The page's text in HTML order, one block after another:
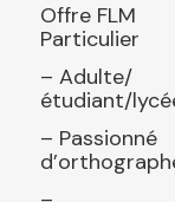
Offre FLM
Particulier
– Adulte/
étudiant/
– Passionné